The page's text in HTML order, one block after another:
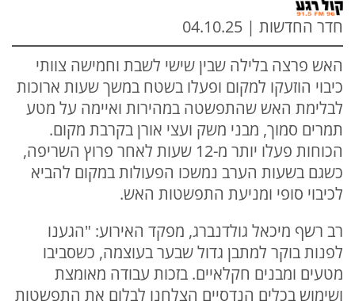
חדר החדשות | 04.10.25
האש פרצה בלילה שבין שישי לשבת וחמישה צוותי
כיבוי הוזעקו למקום ופעלו בשטח במשך שעות ארוכות
לבלימת האש שהתפשטה במהירות ואיימה על מטע
תמרים סמוך, מבני משק ועצי אורן בקרבת מקום.
הכוחות פעלו יותר מ-12 שעות לאחר פרוץ השריפה,
כשגם בשעות הערב נמשכו הפעולות במקום להביא
לכיבוי סופי ומניעת התפשטות האש.
רב רשף מיכאל גולדנברג, מפקד האירוע: "הגענו
לפנות בוקר למתבן גדול שבער בעוצמה, כשסביבו
מטעים ומבנים חקלאיים. בזכות עבודה מאומצת
ושימוש בכלים הנדסיים הצלחנו לבלום את התפשטות